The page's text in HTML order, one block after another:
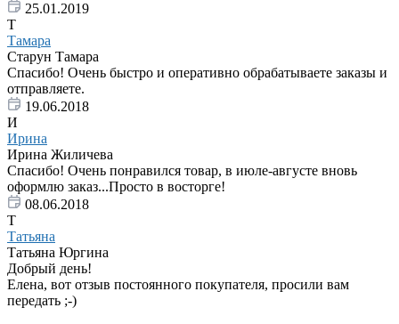
25.01.2019
Т
Тамара
Старун Тамара
Спасибо! Очень быстро и оперативно обрабатываете заказы и
отправляете.
19.06.2018
И
Ирина
Ирина Жиличева
Спасибо! Очень понравился товар, в июле-августе вновь
оформлю заказ...Просто в восторге!
08.06.2018
Т
Татьяна
Татьяна Юргина
Добрый день!
Елена, вот отзыв постоянного покупателя, просили вам
передать ;-)